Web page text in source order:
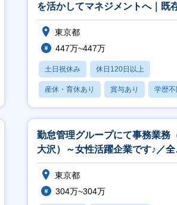
を活かしてマネジメントへ｜既
客の深耕・拡大営業PJTあり
東京都
447万~447万
土日祝休み 休日120日以上
産休・育休あり 賞与あり 学歴不
勤怠管理グループにて事務業務
大沢）～女性活躍企業です♪／全
業績インセンティブあり～
東京都
304万~304万